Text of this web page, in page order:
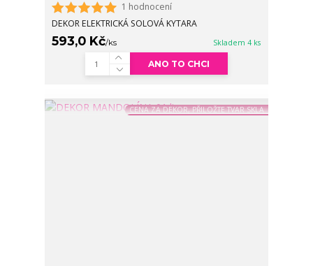
1 hodnocení
DEKOR ELEKTRICKÁ SOLOVÁ KYTARA
593,0 Kč/ks Skladem 4 ks
ANO TO CHCI
CENA ZA DEKOR, PŘILOŽTE TVAR SKLA